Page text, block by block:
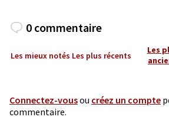
0 commentaire
Les mieux notés Les plus récents
Les
Connectez-vousou créez un compte
commentaire.